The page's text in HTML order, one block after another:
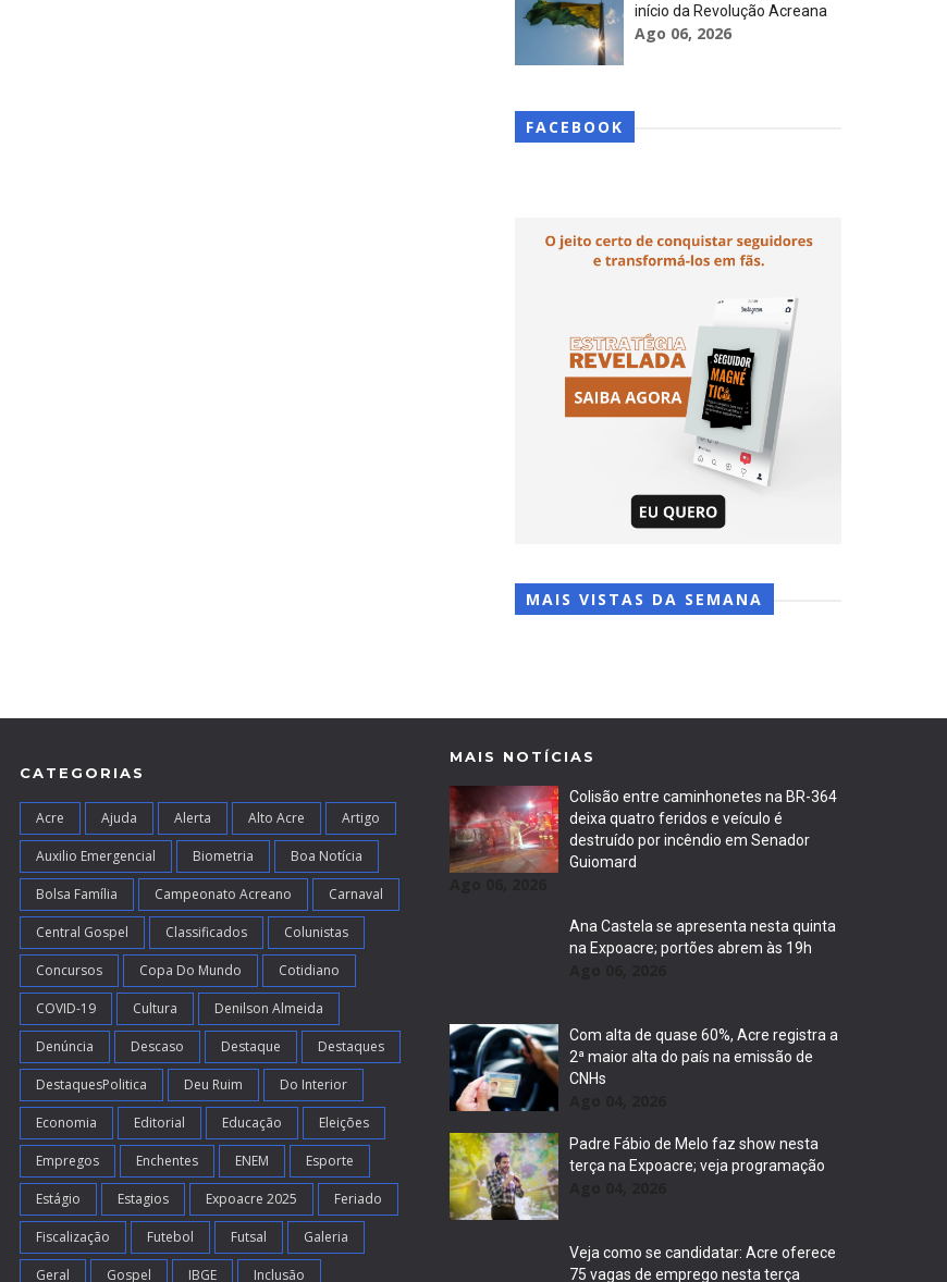
início da Revolução Acreana
Ago 06, 2026
FACEBOOK
MAIS VISTAS DA SEMANA
CATEGORIAS
Acre Ajuda Alerta Alto Acre Artigo
Auxilio Emergencial Biometria Boa Notícia
Bolsa Família Campeonato Acreano Carnaval
Central Gospel Classificados Colunistas
Concursos Copa Do Mundo Cotidiano
COVID-19 Cultura Denilson Almeida
Denúncia Descaso Destaque Destaques
DestaquesPolitica Deu Ruim Do Interior
Economia Editorial Educação Eleições
Empregos Enchentes ENEM Esporte
Estágio Estagios Expoacre 2025 Feriado
Fiscalização Futebol Futsal Galeria
Geral Gospel IBGE Inclusão
MAIS NOTÍCIAS
Colisão entre caminhonetes na BR-364
deixa quatro feridos e veículo é
destruído por incêndio em Senador
Guiomard
Ana Castela se apresenta nesta quinta
na Expoacre; portões abrem às 19h
Com alta de quase 60%, Acre registra a
2ª maior alta do país na emissão de
CNHs
Padre Fábio de Melo faz show nesta
terça na Expoacre; veja programação
Veja como se candidatar: Acre oferece
75 vagas de emprego nesta terça